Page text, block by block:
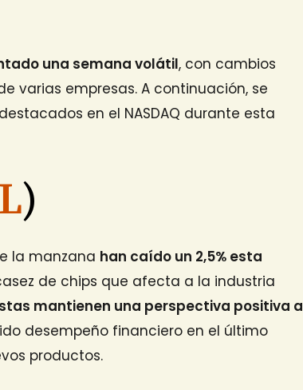
una semana volátil, con cambios
varias empresas. A continuación, se
en el NASDAQ durante esta
)
la manzana han caído un 2,5% esta
de chips que afecta a la industria
mantienen una perspectiva positiva a
desempeño financiero en el último
productos.